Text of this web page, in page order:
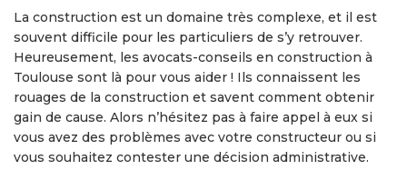
La construction est un domaine très complexe, et il est
souvent difficile pour les particuliers de s’y retrouver.
Heureusement, les avocats-conseils en construction à
Toulouse sont là pour vous aider ! Ils connaissent les
rouages de la construction et savent comment obtenir
gain de cause. Alors n’hésitez pas à faire appel à eux si
vous avez des problèmes avec votre constructeur ou si
vous souhaitez contester une décision administrative.